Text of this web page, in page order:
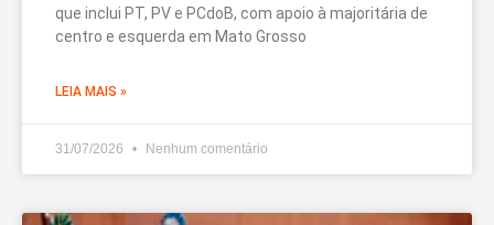
que inclui PT, PV e PCdoB, com apoio à majoritária de
centro e esquerda em Mato Grosso
LEIA MAIS »
31/07/2026 Nenhum comentário